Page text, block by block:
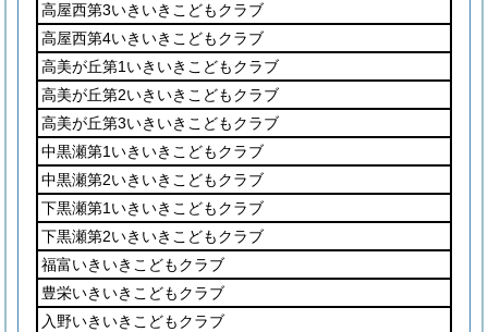
高屋西第3いきいきこどもクラブ
高屋西第4いきいきこどもクラブ
高美が丘第1いきいきこどもクラブ
高美が丘第2いきいきこどもクラブ
高美が丘第3いきいきこどもクラブ
中黒瀬第1いきいきこどもクラブ
中黒瀬第2いきいきこどもクラブ
下黒瀬第1いきいきこどもクラブ
下黒瀬第2いきいきこどもクラブ
福富いきいきこどもクラブ
豊栄いきいきこどもクラブ
入野いきいきこどもクラブ